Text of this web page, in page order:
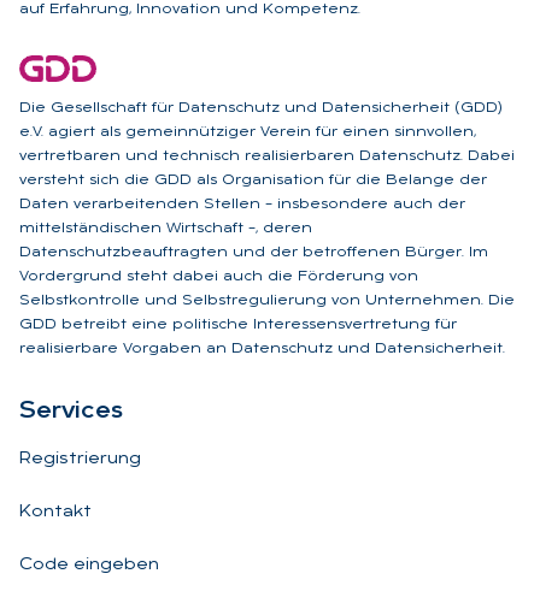
auf Erfahrung, Innovation und Kompetenz.
Die Gesellschaft für Datenschutz und Datensicherheit (GDD)
e.V. agiert als gemeinnütziger Verein für einen sinnvollen,
vertretbaren und technisch realisierbaren Datenschutz. Dabei
versteht sich die GDD als Organisation für die Belange der
Daten verarbeitenden Stellen – insbesondere auch der
mittelständischen Wirtschaft –, deren
Datenschutzbeauftragten und der betroffenen Bürger. Im
Vordergrund steht dabei auch die Förderung von
Selbstkontrolle und Selbstregulierung von Unternehmen. Die
GDD betreibt eine politische Interessensvertretung für
realisierbare Vorgaben an Datenschutz und Datensicherheit.
Ser­vices
Registrierung
Kontakt
Code eingeben